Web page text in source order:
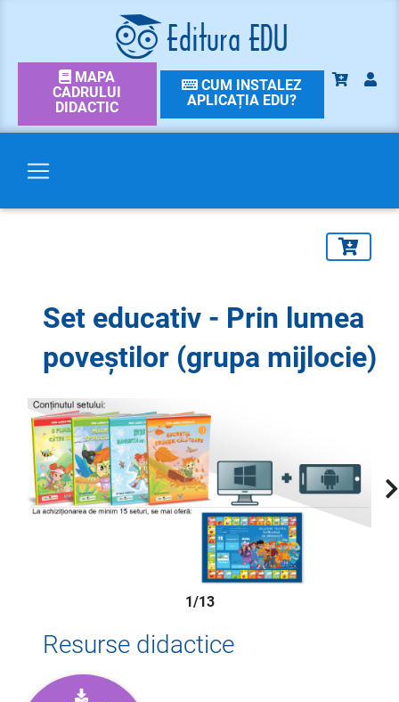
MAPA
CADRULUI
DIDACTIC
CUM INSTALEZ
APLICAȚIA EDU?
Set educativ - Prin lumea
poveștilor (grupa mijlocie)
1/13
Resurse didactice